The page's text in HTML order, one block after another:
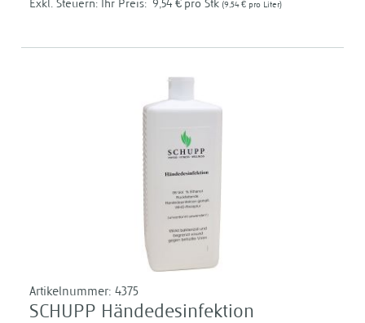
Ihr Preis: 9,54 € pro Stk 9,54 € pro Liter
Artikelnummer: 4375
SCHUPP Händedesinfektion